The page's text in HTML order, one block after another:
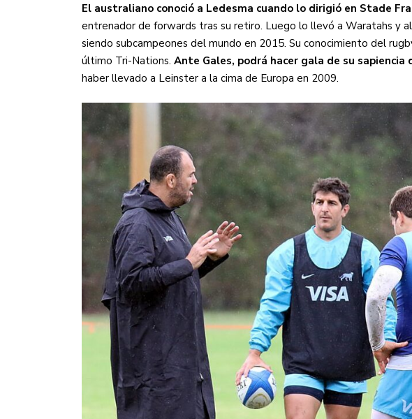
El australiano conoció a Ledesma cuando lo dirigió en Stade
entrenador de forwards tras su retiro. Luego lo llevó a Waratahs y
siendo subcampeones del mundo en 2015. Su conocimiento del
último Tri-Nations. Ante Gales, podrá hacer gala de su
haber llevado a Leinster a la cima de Europa en 2009.